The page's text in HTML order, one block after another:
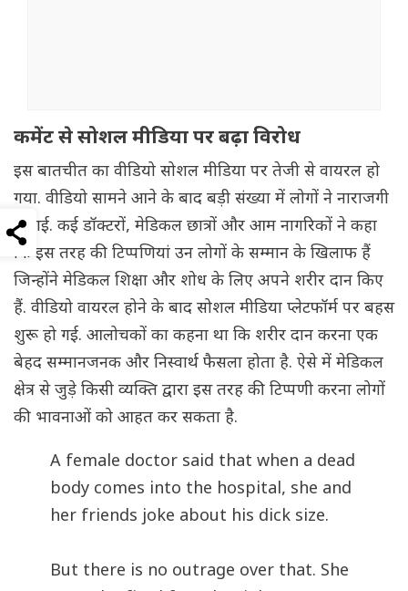
कमेंट से सोशल मीडिया पर बढ़ा विरोध
इस बातचीत का वीडियो सोशल मीडिया पर तेजी से वायरल हो
गया. वीडियो सामने आने के बाद बड़ी संख्या में लोगों ने नाराजगी
जताई. कई डॉक्टरों, मेडिकल छात्रों और आम नागरिकों ने कहा
कि इस तरह की टिप्पणियां उन लोगों के सम्मान के खिलाफ हैं
जिन्होंने मेडिकल शिक्षा और शोध के लिए अपने शरीर दान किए
हैं. वीडियो वायरल होने के बाद सोशल मीडिया प्लेटफॉर्म पर बहस
शुरू हो गई. आलोचकों का कहना था कि शरीर दान करना एक
बेहद सम्मानजनक और निस्वार्थ फैसला होता है. ऐसे में मेडिकल
क्षेत्र से जुड़े किसी व्यक्ति द्वारा इस तरह की टिप्पणी करना लोगों
की भावनाओं को आहत कर सकता है.
A female doctor said that when a dead
body comes into the hospital, she and
her friends joke about his dick size.
But there is no outrage over that. She